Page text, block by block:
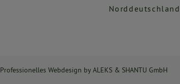
Norddeutschland
Professionelles Webdesign byALEKS & SHANTU GmbH